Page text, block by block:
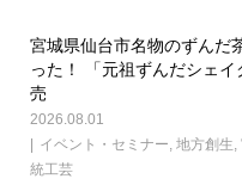
宮城県仙台市名物のずんだ
った！ 「元祖ずんだシェ
売
2026.08.01
イベント・セミナー, 地方創生,
統工芸